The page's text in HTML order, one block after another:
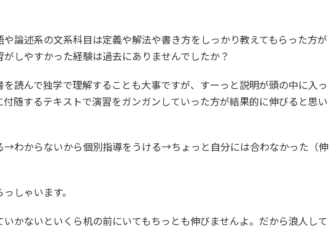
論述系の文系科目は定義や解法や書き方をしっかり教えてもらった方が
しやすかった経験は過去にありませんでしたか？
読んで独学で理解することも大事ですが、すーっと説明が頭の中に入っ
随するテキストで演習をガンガンしていった方が結果的に伸びると思い
わからないから個別指導をうける→ちょっと自分には合わなかった（伸
しゃいます。
かないといくら机の前にいてもちっとも伸びませんよ。だから浪人して